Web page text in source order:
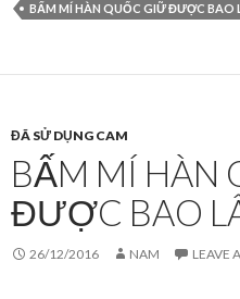
BẤM MÍ HÀN QUỐC GIỮ ĐƯỢC BAO
ĐÃ SỬ DỤNG CAM
BẤM MÍ HÀN
ĐƯỢC BAO
26/12/2016 NAM LEAVE